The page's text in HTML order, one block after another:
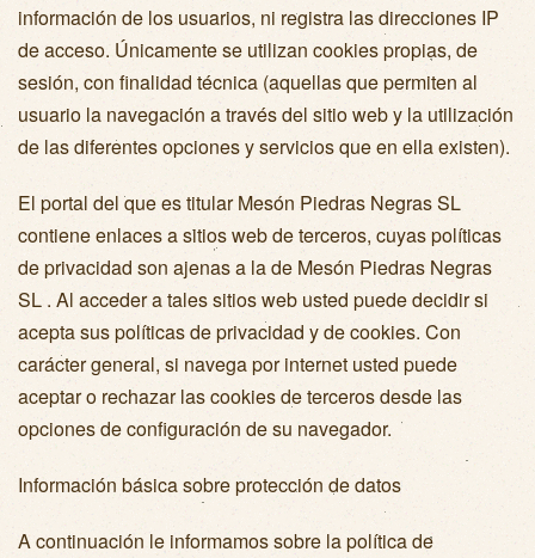
información de los usuarios, ni registra las direcciones IP
de acceso. Únicamente se utilizan cookies propias, de
sesión, con finalidad técnica (aquellas que permiten al
usuario la navegación a través del sitio web y la utilización
de las diferentes opciones y servicios que en ella existen).
El portal del que es titular Mesón Piedras Negras SL
contiene enlaces a sitios web de terceros, cuyas políticas
de privacidad son ajenas a la de Mesón Piedras Negras
SL . Al acceder a tales sitios web usted puede decidir si
acepta sus políticas de privacidad y de cookies. Con
carácter general, si navega por internet usted puede
aceptar o rechazar las cookies de terceros desde las
opciones de configuración de su navegador.
Información básica sobre protección de datos
A continuación le informamos sobre la política de